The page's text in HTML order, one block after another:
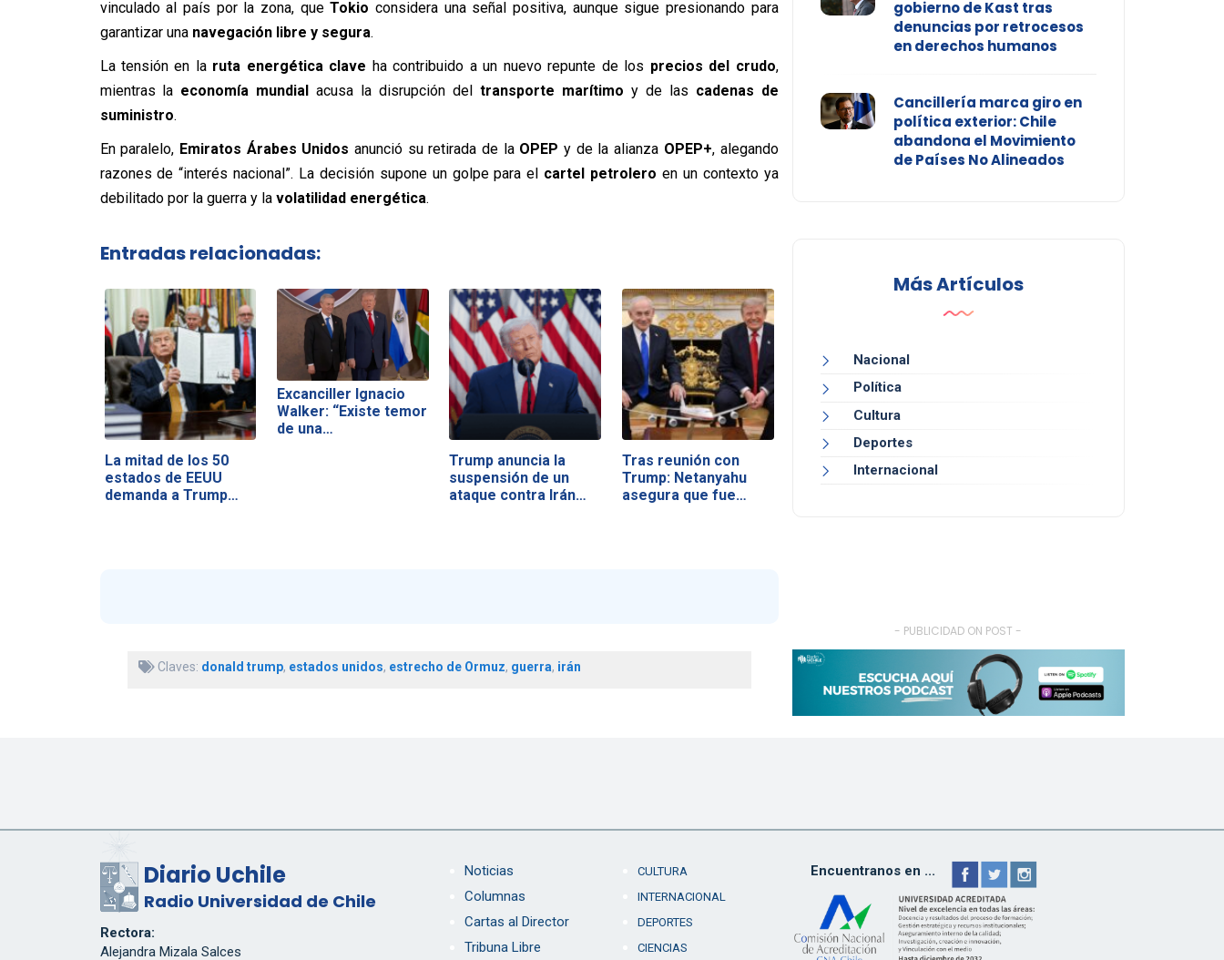
vinculado al país por la zona, queTokio considera una señal positiva, aunque sigue presionando para
garantizar una navegación libre y segura.
La tensión en la ruta energética clave ha contribuido a un nuevo repunte de los precios del crudo,
mientras la economía mundial acusa la disrupción del transporte marítimo y de las cadenas de
suministro.
En paralelo, Emiratos Árabes Unidos anunció su retirada de la OPEP y de la alianza OPEP+, alegando
razones de “interés nacional”. La decisión supone un golpe para el cartel petrolero en un contexto ya
debilitado por la guerra y la volatilidad energética.
Entradas relacionadas:
La mitad de los 50
estados de EEUU
demanda a Trump…
Excanciller Ignacio
Walker: “Existe temor
de una…
Trump anuncia la
suspensión de un
ataque contra Irán…
Tras reunión con
Trump: Netanyahu
asegura que fue…
Claves: donald trump, estados unidos, estrecho de Ormuz, guerra, irán
gobierno de Kast tras
denuncias por retrocesos
en derechos humanos
Cancillería marca giro en
política exterior: Chile
abandona el Movimiento
de Países No Alineados
Más Artículos
Nacional
Política
Cultura
Deportes
Internacional
- PUBLICIDAD ON POST -
Diario Uchile
Radio Universidad de Chile
Rectora:
Alejandra Mizala Salces
Noticias
Columnas
Cartas al Director
Tribuna Libre
CULTURA
INTERNACIONAL
DEPORTES
CIENCIAS
Encuentranos en ...